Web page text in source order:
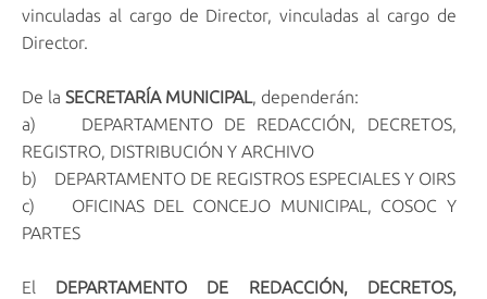
vinculadas al cargo de Director, vinculadas al cargo de
Director.
De la SECRETARÍA MUNICIPAL, dependerán:
a) DEPARTAMENTO DE REDACCIÓN, DECRETOS,
REGISTRO, DISTRIBUCIÓN Y ARCHIVO
b) DEPARTAMENTO DE REGISTROS ESPECIALES Y OIRS
c) OFICINAS DEL CONCEJO MUNICIPAL, COSOC Y
PARTES
El DEPARTAMENTO DE REDACCIÓN, DECRETOS,